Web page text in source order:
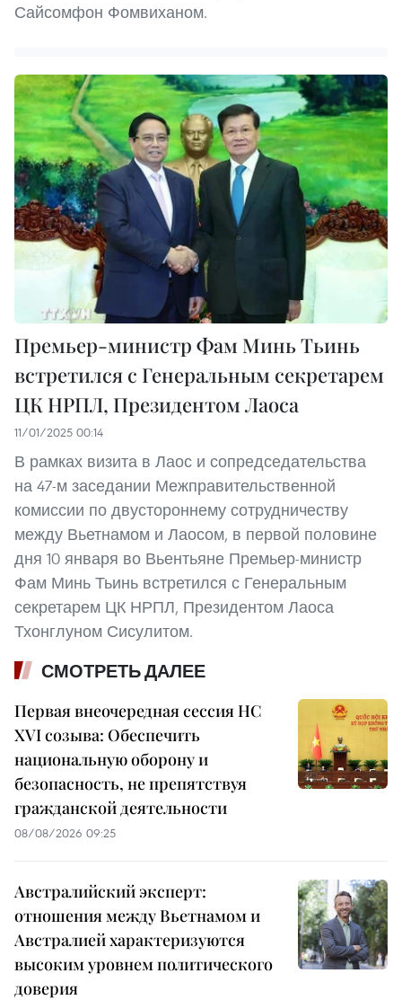
Сайсомфон Фомвиханом.
Премьер-министр Фам Минь Тьинь
встретился с Генеральным секретарем
ЦК НРПЛ, Президентом Лаоса
11/01/2025 00:14
В рамках визита в Лаос и сопредседательства
на 47-м заседании Межправительственной
комиссии по двустороннему сотрудничеству
между Вьетнамом и Лаосом, в первой половине
дня 10 января во Вьентьяне Премьер-министр
Фам Минь Тьинь встретился с Генеральным
секретарем ЦК НРПЛ, Президентом Лаоса
Тхонглуном Сисулитом.
СМОТРЕТЬ ДАЛЕЕ
Первая внеочередная сессия НС
XVI созыва: Обеспечить
национальную оборону и
безопасность, не препятствуя
гражданской деятельности
08/08/2026 09:25
Австралийский эксперт:
отношения между Вьетнамом и
Австралией характеризуются
высоким уровнем политического
доверия